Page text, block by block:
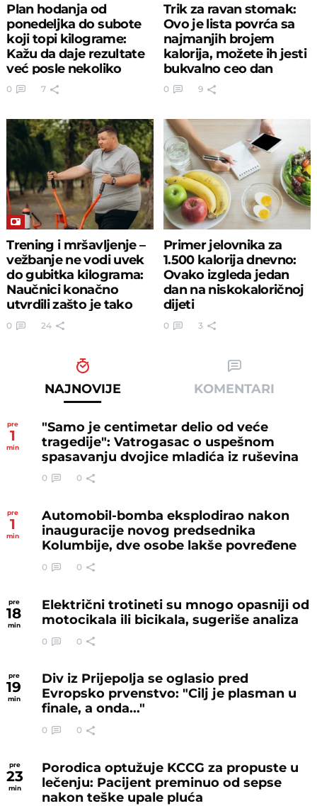
Plan hodanja od
ponedeljka do subote
koji topi kilograme:
Kažu da daje rezultate
već posle nekoliko
nedelja
0 7
Trik za ravan stomak:
Ovo je lista povrća sa
najmanjih brojem
kalorija, možete ih jesti
bukvalno ceo dan
0 9
Trening i mršavljenje –
vežbanje ne vodi uvek
do gubitka kilograma:
Naučnici konačno
utvrdili zašto je tako
0 24
Primer jelovnika za
1.500 kalorija dnevno:
Ovako izgleda jedan
dan na niskokaloričnoj
dijeti
0 3
NAJNOVIJE KOMENTARI
pre
1
min
"Samo je centimetar delio od veće
tragedije": Vatrogasac o uspešnom
spasavanju dvojice mladića iz ruševina
0 0
pre
1
min
Automobil-bomba eksplodirao nakon
inauguracije novog predsednika
Kolumbije, dve osobe lakše povređene
0 0
pre
18
min
Električni trotineti su mnogo opasniji od
motocikala ili bicikala, sugeriše analiza
0 0
pre
19
min
Div iz Prijepolja se oglasio pred
Evropsko prvenstvo: "Cilj je plasman u
finale, a onda..."
0 0
pre
23
min
Porodica optužuje KCCG za propuste u
lečenju: Pacijent preminuo od sepse
nakon teške upale pluća